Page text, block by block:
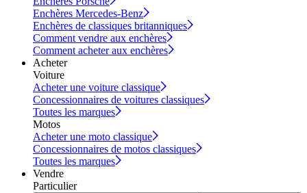
Enchères Mercedes-Benz
Enchères de classiques britanniques
Comment vendre aux enchères
Comment acheter aux enchères
Acheter
Voiture
Acheter une voiture classique
Concessionnaires de voitures classiques
Toutes les marques
Motos
Acheter une moto classique
Concessionnaires de motos classiques
Toutes les marques
Vendre
Particulier